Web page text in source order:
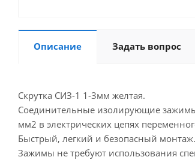
Описание Задать вопрос
Скрутка СИЗ-1 1-3мм желтая.
Соединительные изолирующие
мм2 в электрических цепях
Быстрый, легкий и безопасный монтаж.
Зажимы не требуют использования